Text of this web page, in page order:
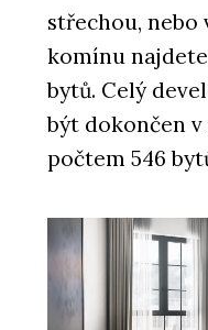
střechou,
komínu
bytů. Celý
být dokončen v
počtem 546